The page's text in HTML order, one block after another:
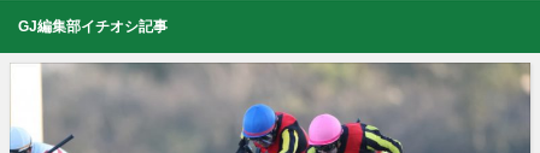
GJ編集部イチオシ記事